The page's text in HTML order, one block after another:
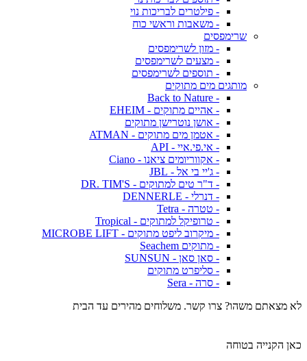
- פילטרים לבריכות נוי
- משאבות וראשי כוח
שרימפסים
- מזון לשרימפסים
- מצעים לשרימפסים
- תוספים לשרימפסים
מותגים מים מתוקים
- Back to Nature
- אהיים מתוקים - EHEIM
- אושן נוטרישן מתוקים
- אטמן מים מתוקים - ATMAN
- אי.פי.איי - API
- אקווריומים ציאנו - Ciano
- ג'יי בי אל - JBL
- ד"ר טים למתוקים - DR. TIM'S
- דנרלי - DENNERLE
- טטרה - Tetra
- טרופיקל למתוקים - Tropical
- מיקרוב ליפט מתוקים - MICROBE LIFT
- מתוקים Seachem
- סאן סאן - SUNSUN
- סליפרט מתוקים
- סרה - Sera
לא מצאתם משהו? צרו קשר. משלוחים מהירים עד הבית
כאן הקנייה בטוחה